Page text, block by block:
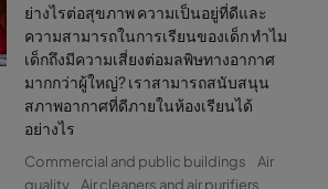
ย่างไรต่อสุขภาพ ความเป็นอยู่ที่ดีและ
ความสามารถในการเรียนของเด็ก ทำไม
เด็กถึงมีความเสี่ยงต่อมลพิษทางอากาศ
มากกว่าผู้ใหญ่? เราสามารถสนับสนุน
สภาพอากาศที่ดีภายในห้องเรียนได้
อย่างไร
Commercial and public buildings
Air
quality
Air cleaners and air purifiers